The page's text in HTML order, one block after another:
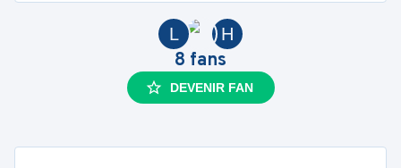
H
L
8 fans
DEVENIR FAN